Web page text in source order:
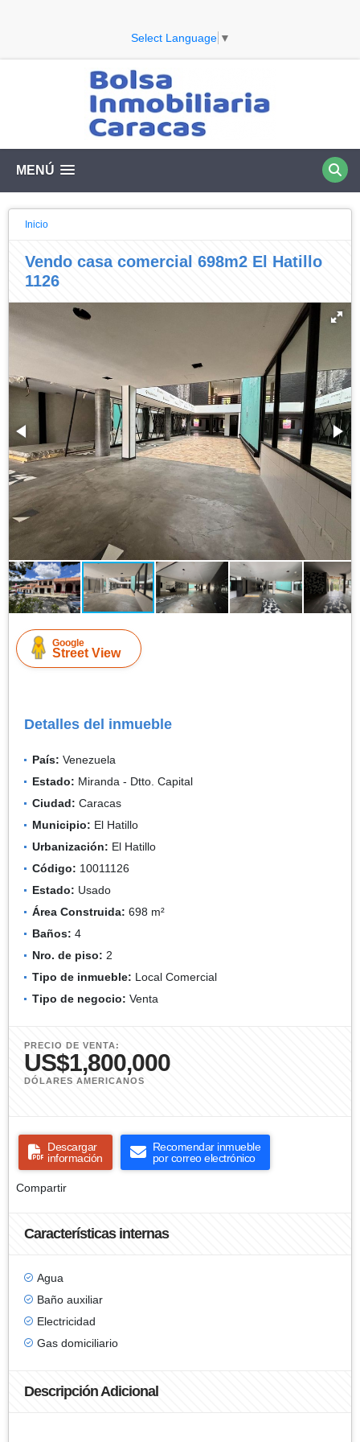
Select Language ▼
MENÚ
Inicio
Vendo casa comercial 698m2 El Hatillo
1126
Google
Street View
Detalles del inmueble
País: Venezuela
Estado: Miranda - Dtto. Capital
Ciudad: Caracas
Municipio: El Hatillo
Urbanización: El Hatillo
Código: 10011126
Estado: Usado
Área Construida: 698 m²
Baños: 4
Nro. de piso: 2
Tipo de inmueble: Local Comercial
Tipo de negocio: Venta
PRECIO DE VENTA:
US$1,800,000
DÓLARES AMERICANOS
Descargar
información
Recomendar inmueble
por correo electrónico
Compartir
Características internas
Agua
Baño auxiliar
Electricidad
Gas domiciliario
Descripción Adicional